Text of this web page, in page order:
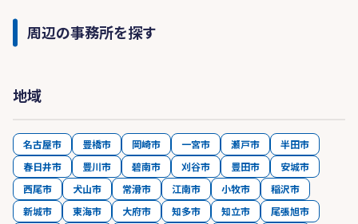
周辺の事務所を探す
地域
名古屋市 豊橋市 岡崎市 一宮市 瀬戸市
半田市
春日井市
豊川市 碧南市 刈谷市 豊田市
安城市
西尾市
犬山市 常滑市 江南市 小牧市
稲沢市
新城市
東海市 大府市 知多市 知立市
尾張旭市